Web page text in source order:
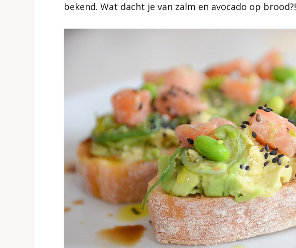
bekend. Wat dacht je van zalm en avocado op brood?!